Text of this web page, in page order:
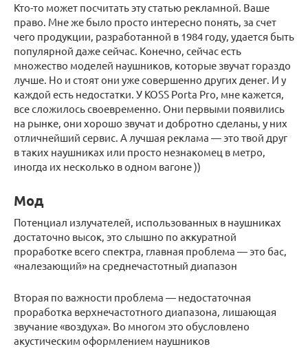
Кто-то может посчитать эту статью рекламной. Ваше
право. Мне же было просто интересно понять, за счет
чего продукции, разработанной в 1984 году, удается быть
популярной даже сейчас. Конечно, сейчас есть
множество моделей наушников, которые звучат гораздо
лучше. Но и стоят они уже совершенно других денег. И у
каждой есть недостатки. У KOSS Porta Pro, мне кажется,
все сложилось своевременно. Они первыми появились
на рынке, они хорошо звучат и добротно сделаны, у них
отличнейший сервис. А лучшая реклама — это твой друг
в таких наушниках или просто незнакомец в метро,
иногда их несколько в одном вагоне ))
Мод
Потенциал излучателей, использованных в наушниках
достаточно высок, это слышно по аккуратной
проработке всего спектра, главная проблема — это бас,
«налезающий» на среднечастотный диапазон
Вторая по важности проблема — недостаточная
проработка верхнечастотного диапазона, лишающая
звучание «воздуха». Во многом это обусловлено
акустическим оформлением наушников